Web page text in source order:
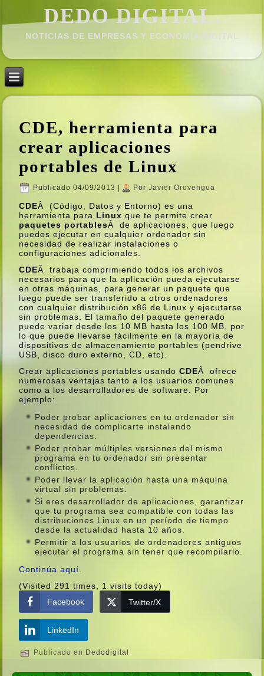
DEDO DIGITAL.
NOTICIAS DE EMPRESAS Y ECONOMÍ­A DIGITAL
CDE, herramienta para
crear aplicaciones
portables de Linux
Publicado 04/09/2013 Por Javier Orovengua
CDEÂ (Código, Datos y Entorno) es una
herramienta para Linux que te permite crear
paquetes portablesÂ de aplicaciones, que luego
puedes ejecutar en cualquier ordenador sin
necesidad de realizar instalaciones o
configuraciones adicionales.
CDEÂ trabaja comprimiendo todos los archivos
necesarios para que la aplicación pueda ejecutarse
en otras máquinas, para generar un paquete que
luego puede ser transferido a otros ordenadores
con cualquier distribución x86 de Linux y ejecutarse
sin problemas. El tamaño del paquete generado
puede variar desde los 10 MB hasta los 100 MB, por
lo que puede llevarse fácilmente en la mayorí­a de
dispositivos de almacenamiento portables (pendrive
USB, disco duro externo, CD, etc).
Crear aplicaciones portables usandoCDEÂ ofrece
numerosas ventajas tanto a los usuarios comunes
como a los desarrolladores de software. Por
ejemplo:
Poder probar aplicaciones en tu ordenador sin
necesidad de complicarte instalando
dependencias.
Poder probar múltiples versiones del mismo
programa en tu ordenador sin presentar
conflictos.
Poder llevar la aplicación hasta una máquina
virtual sin problemas.
Si eres desarrollador de aplicaciones, garantizar
que tu programa sea compatible con todas las
distribuciones Linux en un perí­odo de tiempo
desde la actualidad hasta 10 años.
Permitir a los usuarios de ordenadores antiguos
ejecutar el programa sin tener que recompilarlo.
Continúa aquí­.
(Visited 291 times, 1 visits today)
Facebook
Twitter/X
LinkedIn
Publicado en Dedodigital